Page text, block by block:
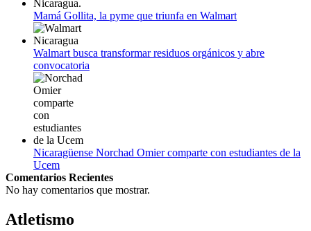
Mamá Gollita, la pyme que triunfa en Walmart
Walmart busca transformar residuos orgánicos y abre
convocatoria
Nicaragüense Norchad Omier comparte con estudiantes de la
Ucem
Comentarios Recientes
No hay comentarios que mostrar.
Atletismo